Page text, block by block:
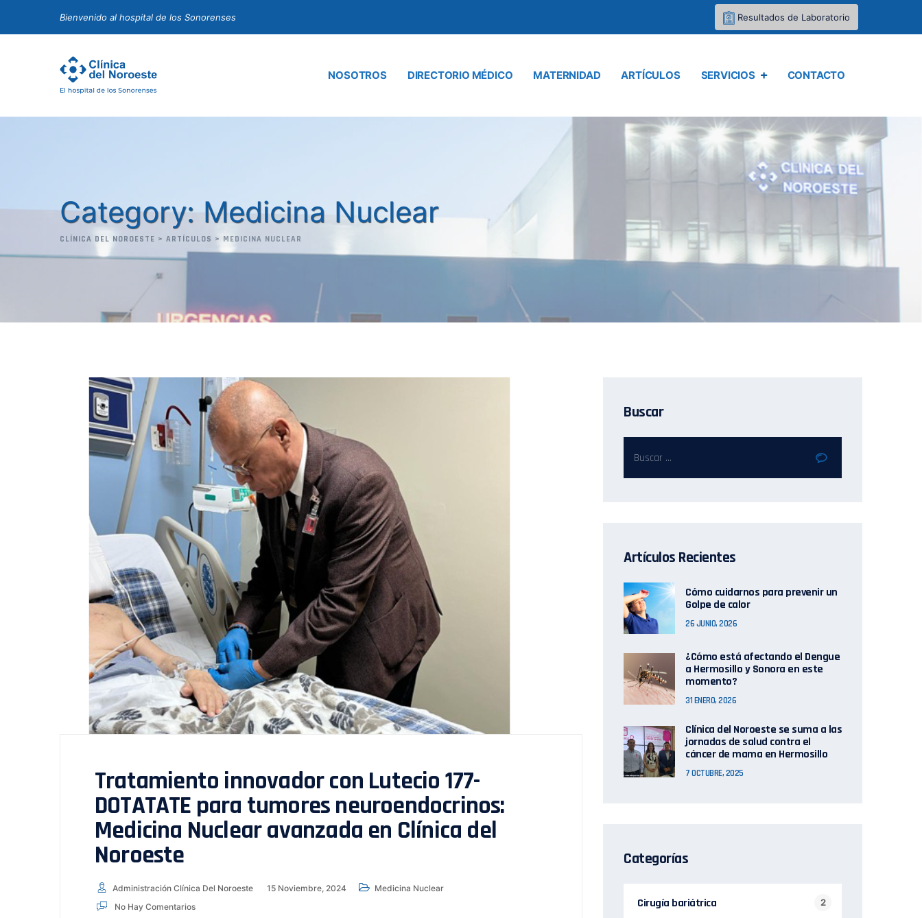
Bienvenido al hospital de los Sonorenses Resultados de Laboratorio
NOSOTROS DIRECTORIO MÉDICO MATERNIDAD ARTÍCULOS SERVICIOS CONTACTO
Category: Medicina Nuclear
CLÍNICA DEL NOROESTE > ARTÍCULOS > MEDICINA NUCLEAR
Tratamiento innovador con Lutecio 177-
DOTATATE para tumores neuroendocrinos:
Medicina Nuclear avanzada en Clínica del
Noroeste
Administración Clínica Del Noroeste 15 Noviembre, 2024
Medicina Nuclear
No Hay Comentarios
Buscar
Artículos Recientes
Cómo cuidarnos para prevenir un
Golpe de calor
26 JUNIO, 2026
¿Cómo está afectando el Dengue
a Hermosillo y Sonora en este
momento?
31 ENERO, 2026
Clínica del Noroeste se suma a las
jornadas de salud contra el
cáncer de mama en Hermosillo
7 OCTUBRE, 2025
Categorías
Cirugía bariátrica 2